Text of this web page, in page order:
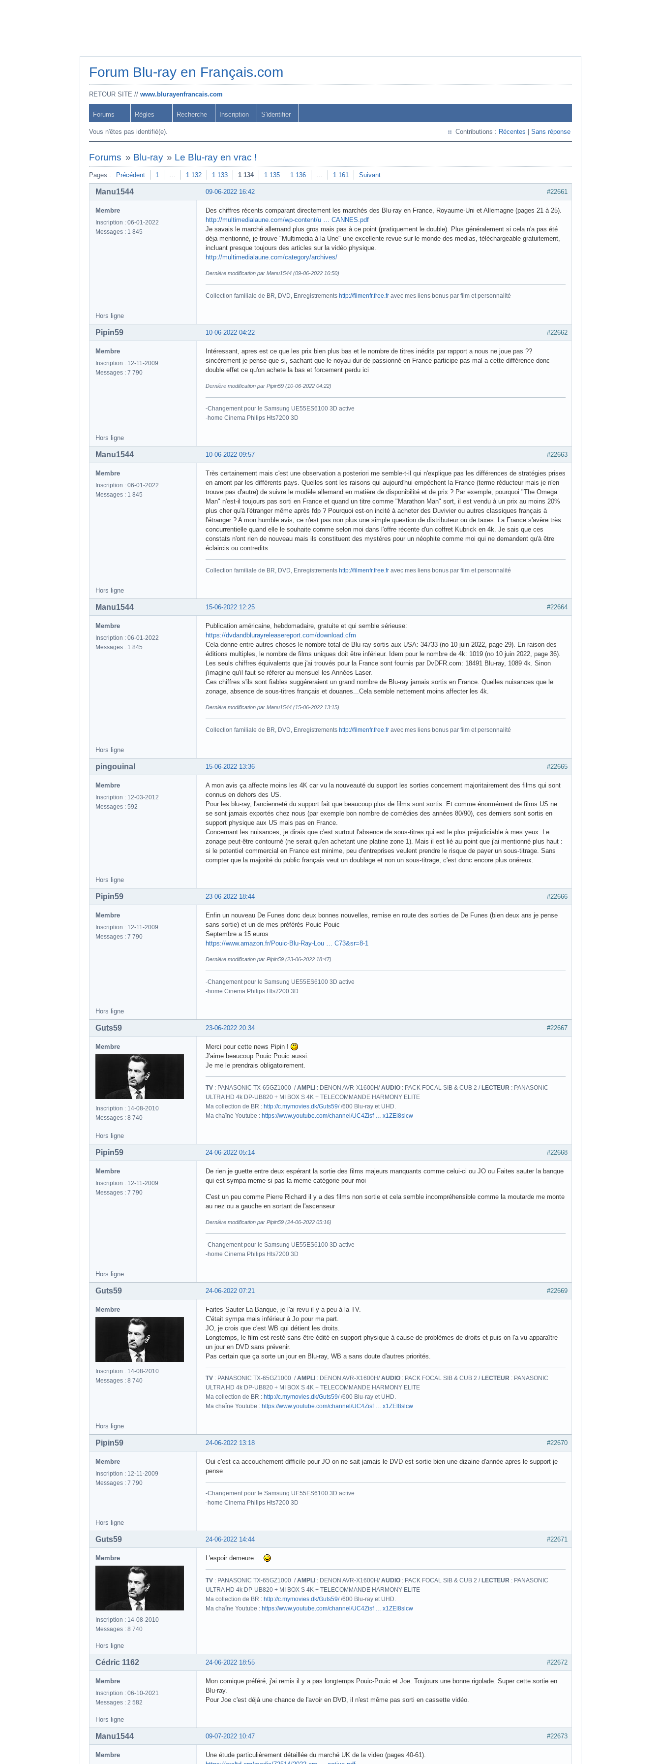
Forum Blu-ray en Français.com
RETOUR SITE // www.blurayenfrancais.com
Forums Règles Recherche Inscription S'identifier
Vous n'êtes pas identifié(e). Contributions : Récentes Sans réponse
Forums » Blu-ray » Le Blu-ray en vrac !
Pages : Précédent 1 … 1 132 1 133 1 134 1 135 1 136 … 1 161 Suivant
#22661
09-06-2022 16:42
Manu1544
Membre
Inscription : 06-01-2022
Messages : 1 845
Des chiffres récents comparant directement les marchés des Blu-ray en France, Royaume-Uni et Allemagne (pages 21 à 25).
http://multimedialaune.com/wp-content/u … CANNES.pdf
Je savais le marché allemand plus gros mais pas à ce point (pratiquement le double). Plus généralement si cela n'a pas été
déja mentionné, je trouve "Multimedia à la Une" une excellente revue sur le monde des medias, téléchargeable gratuitement,
incluant presque toujours des articles sur la vidéo physique.
http://multimedialaune.com/category/archives/
Dernière modification par Manu1544 (09-06-2022 16:50)
Collection familiale de BR, DVD, Enregistrements http://filmenfr.free.fr avec mes liens bonus par film et personnalité
Hors ligne
#22662
10-06-2022 04:22
Pipin59
Membre
Inscription : 12-11-2009
Messages : 7 790
Intéressant, apres est ce que les prix bien plus bas et le nombre de titres inédits par rapport a nous ne joue pas ??
sincèrement je pense que si, sachant que le noyau dur de passionné en France participe pas mal a cette différence donc
double effet ce qu'on achete la bas et forcement perdu ici
Dernière modification par Pipin59 (10-06-2022 04:22)
-Changement pour le Samsung UE55ES6100 3D active
-home Cinema Philips Hts7200 3D
Hors ligne
#22663
10-06-2022 09:57
Manu1544
Membre
Inscription : 06-01-2022
Messages : 1 845
Très certainement mais c'est une observation a posteriori me semble-t-il qui n'explique pas les différences de stratégies prises
en amont par les différents pays. Quelles sont les raisons qui aujourd'hui empéchent la France (terme réducteur mais je n'en
trouve pas d'autre) de suivre le modèle allemand en matière de disponibilité et de prix ? Par exemple, pourquoi "The Omega
Man" n'est-il toujours pas sorti en France et quand un titre comme "Marathon Man" sort, il est vendu à un prix au moins 20%
plus cher qu'à l'étranger même après fdp ? Pourquoi est-on incité à acheter des Duvivier ou autres classiques français à
l'étranger ? A mon humble avis, ce n'est pas non plus une simple question de distributeur ou de taxes. La France s'avère très
concurrentielle quand elle le souhaite comme selon moi dans l'offre récente d'un coffret Kubrick en 4k. Je sais que ces
constats n'ont rien de nouveau mais ils constituent des mystéres pour un néophite comme moi qui ne demandent qu'à être
éclaircis ou contredits.
Collection familiale de BR, DVD, Enregistrements http://filmenfr.free.fr avec mes liens bonus par film et personnalité
Hors ligne
#22664
15-06-2022 12:25
Manu1544
Membre
Inscription : 06-01-2022
Messages : 1 845
Publication américaine, hebdomadaire, gratuite et qui semble sérieuse:
https://dvdandblurayreleasereport.com/download.cfm
Cela donne entre autres choses le nombre total de Blu-ray sortis aux USA: 34733 (no 10 juin 2022, page 29). En raison des
éditions multiples, le nombre de films uniques doit être inférieur. Idem pour le nombre de 4k: 1019 (no 10 juin 2022, page 36).
Les seuls chiffres équivalents que j'ai trouvés pour la France sont fournis par DvDFR.com: 18491 Blu-ray, 1089 4k. Sinon
j'imagine qu'il faut se réferer au mensuel les Années Laser.
Ces chiffres s'ils sont fiables suggéreraient un grand nombre de Blu-ray jamais sortis en France. Quelles nuisances que le
zonage, absence de sous-titres français et douanes...Cela semble nettement moins affecter les 4k.
Dernière modification par Manu1544 (15-06-2022 13:15)
Collection familiale de BR, DVD, Enregistrements http://filmenfr.free.fr avec mes liens bonus par film et personnalité
Hors ligne
#22665
15-06-2022 13:36
pingouinal
Membre
Inscription : 12-03-2012
Messages : 592
A mon avis ça affecte moins les 4K car vu la nouveauté du support les sorties concernent majoritairement des films qui sont
connus en dehors des US.
Pour les blu-ray, l'ancienneté du support fait que beaucoup plus de films sont sortis. Et comme énormément de films US ne
se sont jamais exportés chez nous (par exemple bon nombre de comédies des années 80/90), ces derniers sont sortis en
support physique aux US mais pas en France.
Concernant les nuisances, je dirais que c'est surtout l'absence de sous-titres qui est le plus préjudiciable à mes yeux. Le
zonage peut-être contourné (ne serait qu'en achetant une platine zone 1). Mais il est lié au point que j'ai mentionné plus haut :
si le potentiel commercial en France est minime, peu d'entreprises veulent prendre le risque de payer un sous-titrage. Sans
compter que la majorité du public français veut un doublage et non un sous-titrage, c'est donc encore plus onéreux.
Hors ligne
#22666
23-06-2022 18:44
Pipin59
Membre
Inscription : 12-11-2009
Messages : 7 790
Enfin un nouveau De Funes donc deux bonnes nouvelles, remise en route des sorties de De Funes (bien deux ans je pense
sans sortie) et un de mes préférés Pouic Pouic
Septembre a 15 euros
https://www.amazon.fr/Pouic-Blu-Ray-Lou … C73&sr=8-1
Dernière modification par Pipin59 (23-06-2022 18:47)
-Changement pour le Samsung UE55ES6100 3D active
-home Cinema Philips Hts7200 3D
Hors ligne
#22667
23-06-2022 20:34
Guts59
Membre
Inscription : 14-08-2010
Messages : 8 740
Merci pour cette news Pipin !
J'aime beaucoup Pouic Pouic aussi.
Je me le prendrais obligatoirement.
TV : PANASONIC TX-65GZ1000 /AMPLI : DENON AVR-X1600H/AUDIO : PACK FOCAL SIB & CUB 2 /LECTEUR : PANASONIC
ULTRA HD 4k DP-UB820 + MI BOX S 4K + TELECOMMANDE HARMONY ELITE
Ma collection de BR : http://c.mymovies.dk/Guts59//600 Blu-ray et UHD.
Ma chaîne Youtube : https://www.youtube.com/channel/UC4Zisf … x1ZEl8slcw
Hors ligne
#22668
24-06-2022 05:14
Pipin59
Membre
Inscription : 12-11-2009
Messages : 7 790
De rien je guette entre deux espérant la sortie des films majeurs manquants comme celui-ci ou JO ou Faites sauter la banque
qui est sympa meme si pas la meme catégorie pour moi
C'est un peu comme Pierre Richard il y a des films non sortie et cela semble incompréhensible comme la moutarde me monte
au nez ou a gauche en sortant de l'ascenseur
Dernière modification par Pipin59 (24-06-2022 05:16)
-Changement pour le Samsung UE55ES6100 3D active
-home Cinema Philips Hts7200 3D
Hors ligne
#22669
24-06-2022 07:21
Guts59
Membre
Inscription : 14-08-2010
Messages : 8 740
Faites Sauter La Banque, je l'ai revu il y a peu à la TV.
C'était sympa mais inférieur à Jo pour ma part.
JO, je crois que c'est WB qui détient les droits.
Longtemps, le film est resté sans être édité en support physique à cause de problèmes de droits et puis on l'a vu apparaître
un jour en DVD sans prévenir.
Pas certain que ça sorte un jour en Blu-ray, WB a sans doute d'autres priorités.
TV : PANASONIC TX-65GZ1000 /AMPLI : DENON AVR-X1600H/AUDIO : PACK FOCAL SIB & CUB 2 / LECTEUR : PANASONIC
ULTRA HD 4k DP-UB820 + MI BOX S 4K + TELECOMMANDE HARMONY ELITE
Ma collection de BR : http://c.mymovies.dk/Guts59//600 Blu-ray et UHD.
Ma chaîne Youtube : https://www.youtube.com/channel/UC4Zisf … x1ZEl8slcw
Hors ligne
#22670
24-06-2022 13:18
Pipin59
Membre
Inscription : 12-11-2009
Messages : 7 790
Oui c'est ca accouchement difficile pour JO on ne sait jamais le DVD est sortie bien une dizaine d'année apres le support je
pense
-Changement pour le Samsung UE55ES6100 3D active
-home Cinema Philips Hts7200 3D
Hors ligne
#22671
24-06-2022 14:44
Guts59
Membre
Inscription : 14-08-2010
Messages : 8 740
L'espoir demeure...
TV : PANASONIC TX-65GZ1000 /AMPLI : DENON AVR-X1600H/AUDIO : PACK FOCAL SIB & CUB 2 / LECTEUR : PANASONIC
ULTRA HD 4k DP-UB820 + MI BOX S 4K + TELECOMMANDE HARMONY ELITE
Ma collection de BR : http://c.mymovies.dk/Guts59//600 Blu-ray et UHD.
Ma chaîne Youtube : https://www.youtube.com/channel/UC4Zisf … x1ZEl8slcw
Hors ligne
#22672
24-06-2022 18:55
Cédric 1162
Membre
Inscription : 06-10-2021
Messages : 2 582
Mon comique préféré, j'ai remis il y a pas longtemps Pouic-Pouic et Joe. Toujours une bonne rigolade. Super cette sortie en
Blu-ray.
Pour Joe c'est déjà une chance de l'avoir en DVD, il n'est même pas sorti en cassette vidéo.
Hors ligne
#22673
09-07-2022 10:47
Manu1544
Membre
Une étude particulièrement détaillée du marché UK de la video (pages 40-61).